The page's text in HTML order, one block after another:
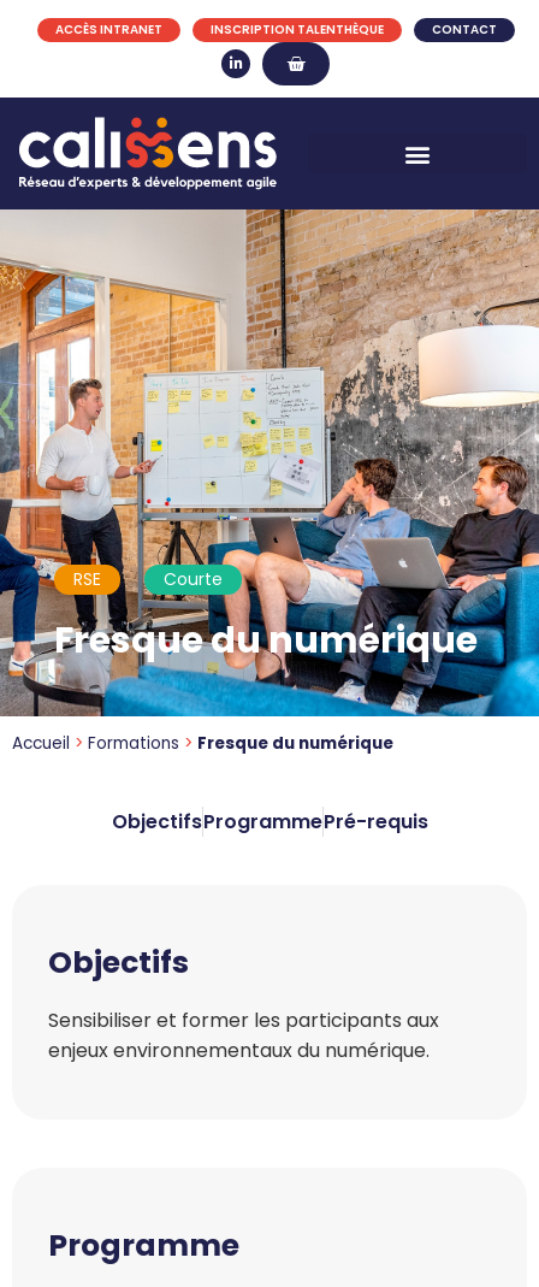
ACCÈS INTRANET INSCRIPTION TALENTHÈQUE CONTACT
RSE Courte
Fresque du numérique
Accueil > Formations > Fresque du numérique
ObjectifsProgrammePré-requis
Objectifs
Sensibiliser et former les participants aux
enjeux environnementaux du numérique.
Programme